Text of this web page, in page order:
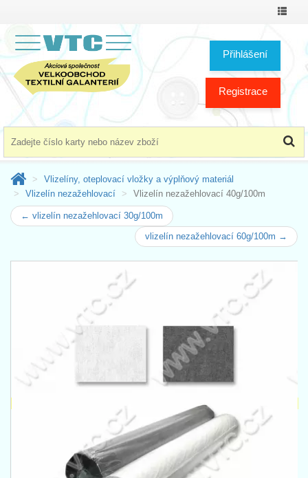
Přihlášení
Registrace
Vlizelíny, oteplovací vložky a výplňový materiál
Vlizelín nezažehlovací
Vlizelín nezažehlovací 40g/100m
← vlizelín nezažehlovací 30g/100m
vlizelín nezažehlovací 60g/100m →